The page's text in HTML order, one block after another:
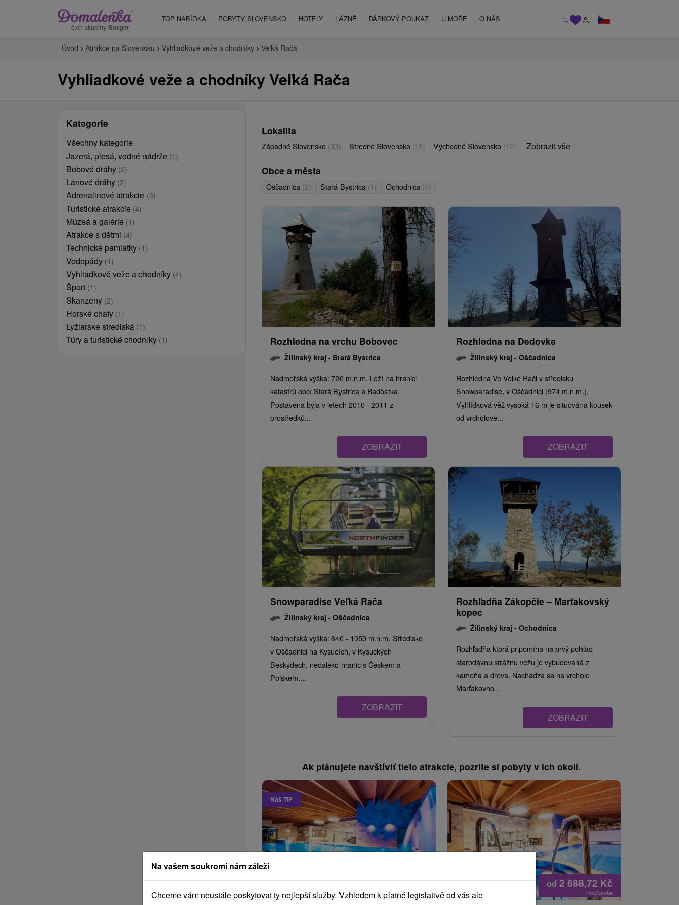
člen skupiny Sorger
TOP NABÍDKA POBYTY SLOVENSKO HOTELY LÁZNĚ DÁRKOVÝ POUKAZ U MOŘE O NÁS
Úvod Atrakce na Slovensku Vyhliadkové veže a chodníky Veľká Rača
Vyhliadkové veže a chodníky Veľká Rača
Kategorie
Všechny kategorie
Jazerá, plesá, vodné nádrže (1)
Bobové dráhy (2)
Lanové dráhy (2)
Adrenalinové atrakcie (3)
Turistické atrakcie (4)
Múzeá a galérie (1)
Atrakce s dětmi (4)
Technické pamiatky (1)
Vodopády (1)
Vyhliadkové veže a chodníky (4)
Šport (1)
Skanzeny (2)
Horské chaty (1)
Lyžiarske strediská (1)
Túry a turistické chodníky (1)
Lokalita
Západné Slovensko (33) Stredné Slovensko (18) Východné Slovensko (12) Zobrazit vše
Obce a města
Oščadnica (2) Stará Bystrica (1) Ochodnica (1)
Rozhledna na vrchu Bobovec
Žilinský kraj - Stará Bystrica
Nadmořská výška: 720 m.n.m. Leží na hranici
katastrů obcí Stará Bystrica a Radôstka.
Postavena byla v letech 2010 - 2011 z
prostředků...
ZOBRAZIT
Rozhledna na Dedovke
Žilinský kraj - Oščadnica
Rozhledna Ve Velké Rači v středisku
Snowparadise, v Oščadnici (974 m.n.m.).
Vyhlídková věž vysoká 16 m je situována kousek
od vrcholové...
ZOBRAZIT
Snowparadise Veľká Rača
Žilinský kraj - Oščadnica
Nadmořská výška: 640 - 1050 m.n.m. Středisko
v Oščadnici na Kysucích, v Kysuckých
Beskydech, nedaleko hranic s Českem a
Polskem....
ZOBRAZIT
Rozhľadňa Zákopčie – Marťakovský
kopec
Žilinský kraj - Ochodnica
Rozhľadňa ktorá pripomína na prvý pohľad
starodávnu strážnu vežu je vybudovaná z
kameňa a dreva. Nachádza sa na vrchole
Marťákovho...
ZOBRAZIT
Ak plánujete navštíviť tieto atrakcie, pozrite si pobyty v ich okolí.
Náš TIP
od2 657,45Kč
/noc/osoba
od 2 688,72 Kč
/noc/osoba
Na vašem soukromí nám záleží
Chceme vám neustále poskytovat ty nejlepší služby. Vzhledem k platné legislativě od vás ale